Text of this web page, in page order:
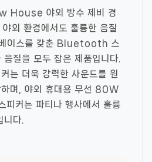
House 야외 방수 제비 경
외 환경에서도 훌륭한 음질
이스를 갖춘 Bluetooth 스
질을 모두 잡은 제품입니다.
는 더욱 강력한 사운드를 원
하며, 야외 휴대용 무선 80W
피커는 파티나 행사에서 훌륭
다.